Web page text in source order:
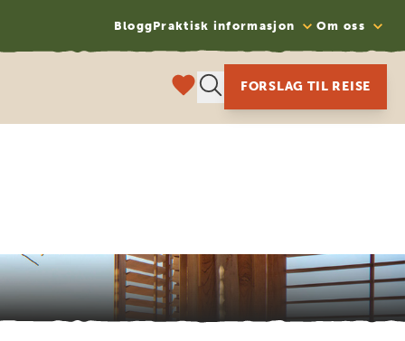
BloggPraktisk informasjon Om oss
FORSLAG TIL REISE